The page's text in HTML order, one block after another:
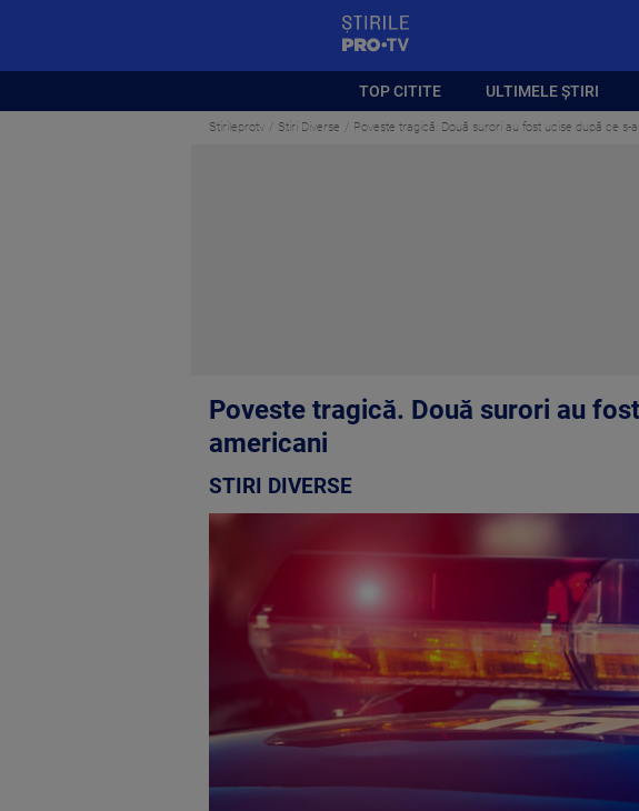
TOP CITITE ULTIMELE ȘTIRI
Stirileprotv Stiri Diverse Poveste tragică. Două surori au fost ucise după ce s-
Poveste tragică. Două surori au
americani
STIRI DIVERSE